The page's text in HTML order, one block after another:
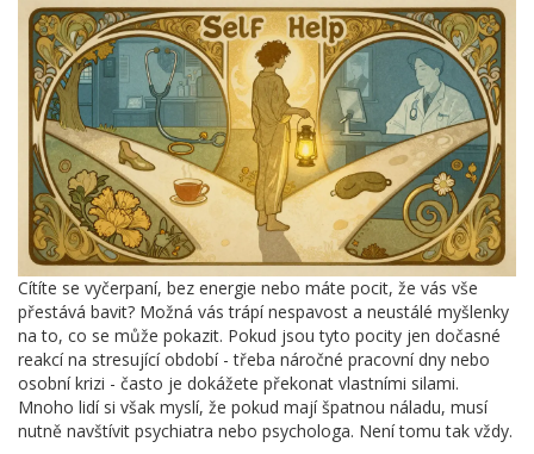
Cítíte se vyčerpaní, bez energie nebo máte pocit, že vás vše
přestává bavit? Možná vás trápí nespavost a neustálé myšlenky
na to, co se může pokazit. Pokud jsou tyto pocity jen dočasné
reakcí na stresující období - třeba náročné pracovní dny nebo
osobní krizi - často je dokážete překonat vlastními silami.
Mnoho lidí si však myslí, že pokud mají špatnou náladu, musí
nutně navštívit psychiatra nebo psychologa. Není tomu tak vždy.